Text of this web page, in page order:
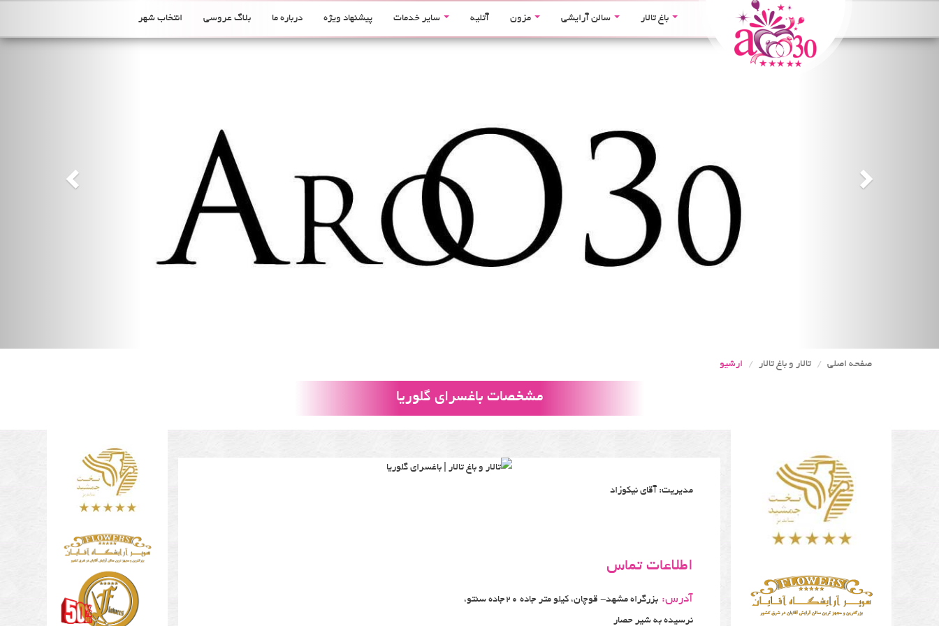
باغ تالار سالن آرایشی مزون آتلیه سایر خدمات پیشنهاد ویژه درباره ما بلاگ عروسی انتخاب شهر
صفحه اصلی تالار و باغ تالار ارشیو
مشخصات باغسرای گلوریا
مدیریت: آقای نیکوزاد
اطلاعات تماس
آدرس:
بزرگراه مشهد- قوچان، کیلو متر جاده 20جاده سنتو،
نرسیده به شیر حصار